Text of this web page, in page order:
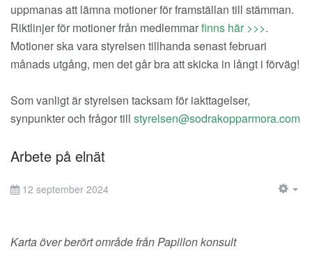
uppmanas att lämna motioner för framställan till stämman.
Riktlinjer för motioner från medlemmarfinns här >>>.
Motioner ska vara styrelsen tillhanda senast februari
månads utgång, men det går bra att skicka in långt i förväg!
Som vanligt är styrelsen tacksam för iakttagelser,
synpunkter och frågor till
Arbete på elnät
12 september 2024
Karta över berört område från Papillon konsult